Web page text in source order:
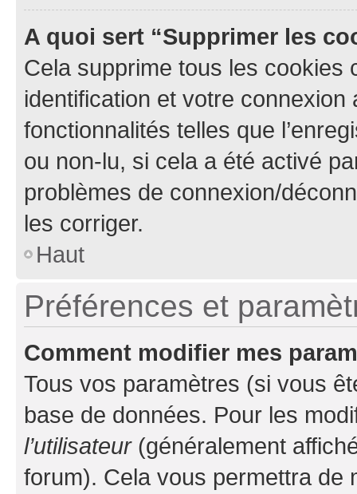
A quoi sert “Supprimer les
Cela supprime tous les cookies
identification et votre
fonctionnalités telles que
ou non-lu, si cela a été activé
problèmes de connexion/
les corriger.
Haut
Préférences et
Comment modifier mes
Tous vos paramètres (si vous
base de données. Pour les
l’utilisateur(généralement
forum). Cela vous permettra de